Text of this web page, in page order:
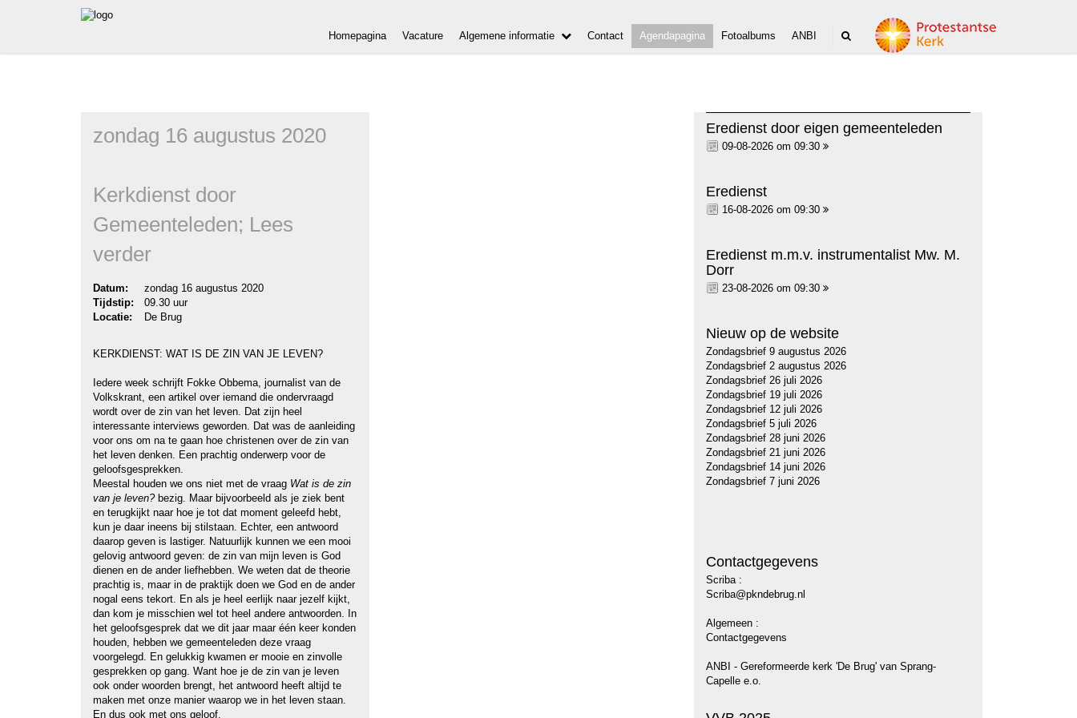
Homepagina Vacature Algemene informatie Contact Agendapagina Fotoalbums ANBI
zondag 16 augustus 2020
Kerkdienst door
Gemeenteleden; Lees
verder
Datum:
zondag 16 augustus 2020
Tijdstip:
09.30 uur
Locatie:
De Brug
KERKDIENST: WAT IS DE ZIN VAN JE LEVEN?
Iedere week schrijft Fokke Obbema, journalist van de
Volkskrant, een artikel over iemand die ondervraagd
wordt over de zin van het leven. Dat zijn heel
interessante interviews geworden. Dat was de aanleiding
voor ons om na te gaan hoe christenen over de zin van
het leven denken. Een prachtig onderwerp voor de
geloofsgesprekken.
Meestal houden we ons niet met de vraag Wat is de zin
van je leven?bezig. Maar bijvoorbeeld als je ziek bent
en terugkijkt naar hoe je tot dat moment geleefd hebt,
kun je daar ineens bij stilstaan. Echter, een antwoord
daarop geven is lastiger. Natuurlijk kunnen we een mooi
gelovig antwoord geven: de zin van mijn leven is God
dienen en de ander liefhebben. We weten dat de theorie
prachtig is, maar in de praktijk doen we God en de ander
nogal eens tekort. En als je heel eerlijk naar jezelf kijkt,
dan kom je misschien wel tot heel andere antwoorden. In
het geloofsgesprek dat we dit jaar maar één keer konden
houden, hebben we gemeenteleden deze vraag
voorgelegd. En gelukkig kwamen er mooie en zinvolle
gesprekken op gang. Want hoe je de zin van je leven
ook onder woorden brengt, het antwoord heeft altijd te
maken met onze manier waarop we in het leven staan.
En dus ook met ons geloof.
Eredienst door eigen gemeenteleden
09-08-2026 om 09:30
Eredienst
16-08-2026 om 09:30
Eredienst m.m.v. instrumentalist Mw. M.
Dorr
23-08-2026 om 09:30
Nieuw op de website
Zondagsbrief 9 augustus 2026
Zondagsbrief 2 augustus 2026
Zondagsbrief 26 juli 2026
Zondagsbrief 19 juli 2026
Zondagsbrief 12 juli 2026
Zondagsbrief 5 juli 2026
Zondagsbrief 28 juni 2026
Zondagsbrief 21 juni 2026
Zondagsbrief 14 juni 2026
Zondagsbrief 7 juni 2026
Contactgegevens
Scriba :
Scriba@pkndebrug.nl
Algemeen :
Contactgegevens
ANBI - Gereformeerde kerk 'De Brug' van Sprang-
Capelle e.o.